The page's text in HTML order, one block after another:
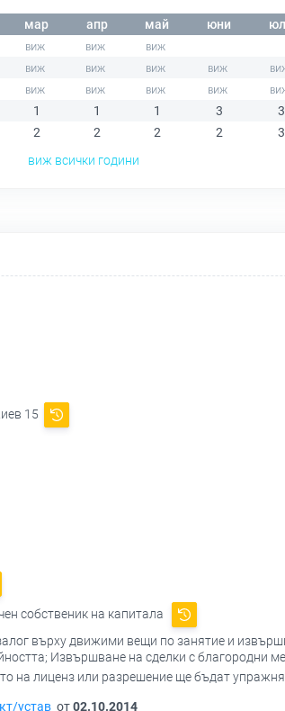
мар апр май юни
1 1 1 3
3
2 2 2 2
3
виж всички години
15
собственик на капитала
върху движими вещи по занятие и
Извършване на сделки с благородни
на лиценз или разрешение ще бъдат
устав от02.10.2014